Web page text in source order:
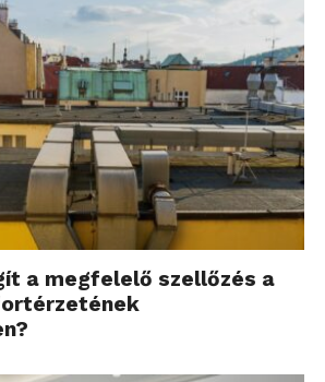
a megfelelő szellőzés a